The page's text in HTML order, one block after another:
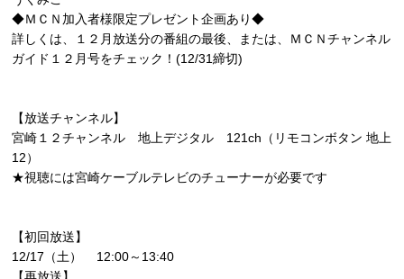
◆ＭＣＮ加入者様限定プレゼント企画あり◆
詳しくは、１２月放送分の番組の最後、または、ＭＣＮチャンネル
ガイド１２月号をチェック！(12/31締切)
【放送チャンネル】
宮崎１２チャンネル 地上デジタル 121ch（リモコンボタン 地上
12）
★視聴には宮崎ケーブルテレビのチューナーが必要です
【初回放送】
12/17（土） 12:00～13:40